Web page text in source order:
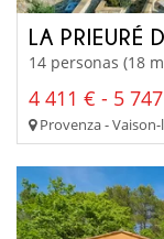
LA PRIEURÉ
14 personas (18
4 411 € - 5
Provenza -